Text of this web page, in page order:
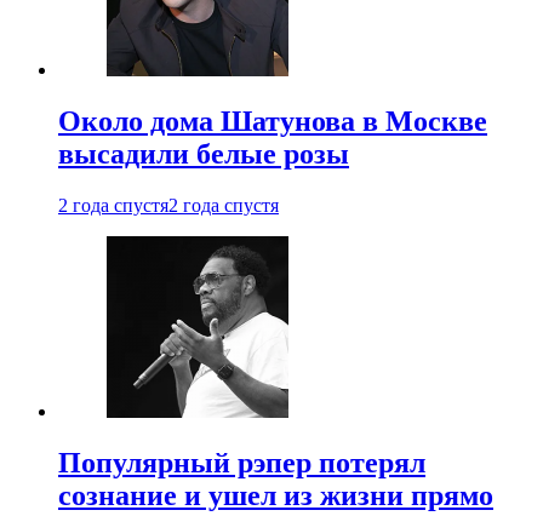
Около дома Шатунова в Москве
высадили белые розы
2 года спустя2 года спустя
Популярный рэпер потерял
сознание и ушел из жизни прямо